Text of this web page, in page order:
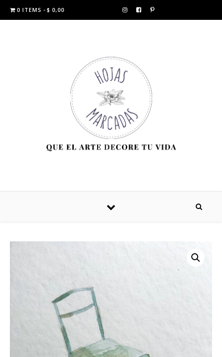
0 ITEMS $ 0,00